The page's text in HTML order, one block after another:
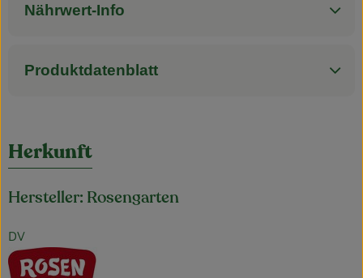
Nährwert-Info
Produktdatenblatt
Herkunft
Hersteller: Rosengarten
DV